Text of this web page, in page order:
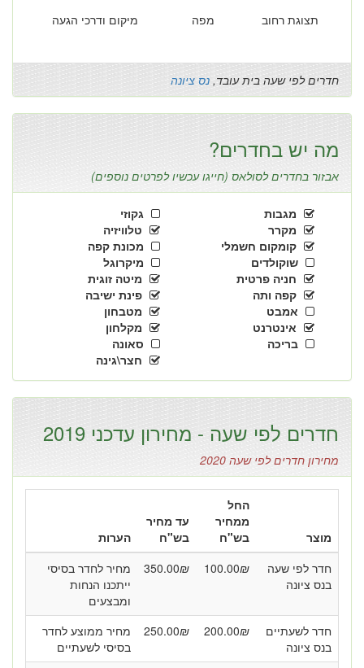
תצוגת רחוב מפה מיקום ודרכי הגעה
חדרים לפי שעה בית עובד, נס ציונה
מה יש בחדרים?
אבזור בחדרים לסולאס (חייגו עכשיו לפרטים נוספים)
גקוזי
מגבות
טלוויזיה
מקרר
מכונת קפה
קומקום חשמלי
מיקרוגל
שוקולדים
מיטה זוגית
חניה פרטית
פינת ישיבה
קפה ותה
מטבחון
אמבט
מקלחון
אינטרנט
סאונה
בריכה
חצר\גינה
חדרים לפי שעה - מחירון עדכני 2019
מחירון חדרים לפי שעה 2020
מוצר
החל
ממחיר
בש"ח
עד מחיר
בש"ח
הערות
חדר לפי שעה
בנס ציונה
100.00₪
350.00₪
מחיר לחדר בסיסי
ייתכנו הנחות
ומבצעים
חדר לשעתיים
בנס ציונה
200.00₪
250.00₪
מחיר ממוצע לחדר
בסיסי לשעתיים